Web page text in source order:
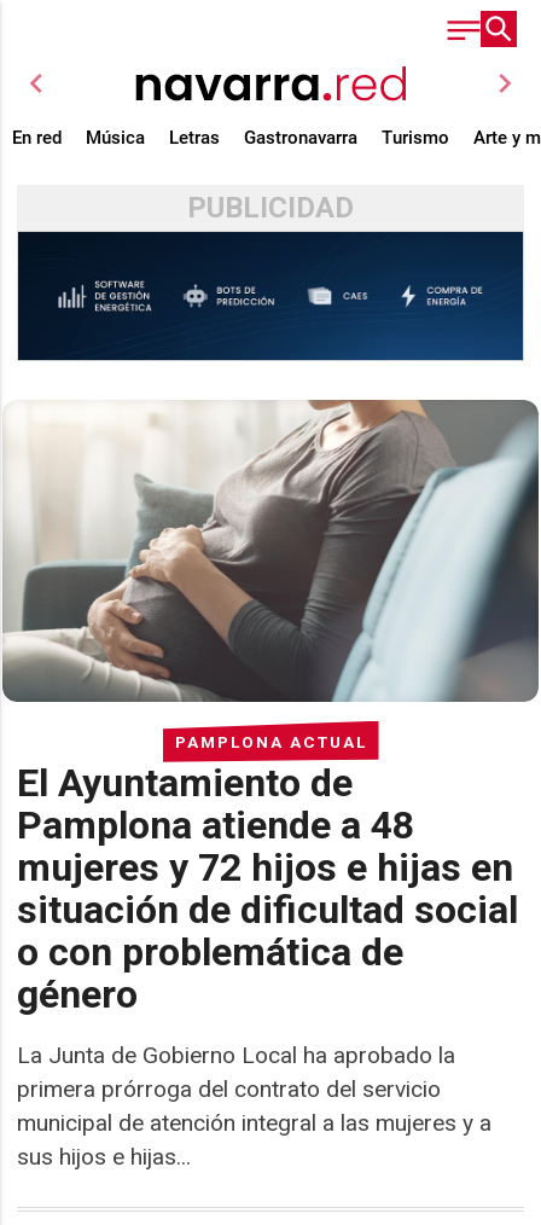
chevron_left chevron_right
En red Música Letras Gastronavarra Turismo Arte y
PUBLICIDAD
PAMPLONA ACTUAL
El Ayuntamiento de
Pamplona atiende a 48
mujeres y 72 hijos e hijas en
situación de dificultad social
o con problemática de
género
La Junta de Gobierno Local ha aprobado la
primera prórroga del contrato del servicio
municipal de atención integral a las mujeres y a
sus hijos e hijas...